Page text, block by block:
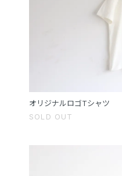
オリジナルロゴTシャツ
SOLD OUT